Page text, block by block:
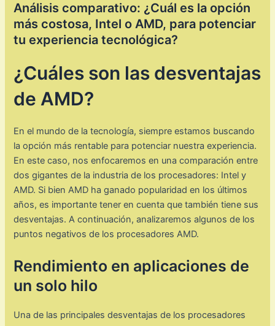
Análisis comparativo: ¿Cuál es la opción
más costosa, Intel o AMD, para potenciar
tu experiencia tecnológica?
¿Cuáles son las desventajas
de AMD?
En el mundo de la tecnología, siempre estamos buscando
la opción más rentable para potenciar nuestra experiencia.
En este caso, nos enfocaremos en una comparación entre
dos gigantes de la industria de los procesadores: Intel y
AMD. Si bien AMD ha ganado popularidad en los últimos
años, es importante tener en cuenta que también tiene sus
desventajas. A continuación, analizaremos algunos de los
puntos negativos de los procesadores AMD.
Rendimiento en aplicaciones de
un solo hilo
Una de las principales desventajas de los procesadores